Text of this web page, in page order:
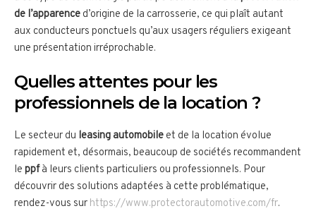
de l’apparence d’origine de la carrosserie, ce qui plaît autant
aux conducteurs ponctuels qu’aux usagers réguliers exigeant
une présentation irréprochable.
Quelles attentes pour les
professionnels de la location ?
Le secteur du leasing automobile et de la location évolue
rapidement et, désormais, beaucoup de sociétés recommandent
le ppfà leurs clients particuliers ou professionnels. Pour
découvrir des solutions adaptées à cette problématique,
rendez-vous sur https://www.protectorautomotive.com/fr.